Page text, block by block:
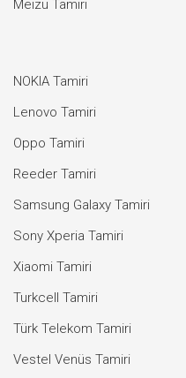
Meizu Tamiri
NOKIA Tamiri
Lenovo Tamiri
Oppo Tamiri
Reeder Tamiri
Samsung Galaxy Tamiri
Sony Xperia Tamiri
Xiaomi Tamiri
Turkcell Tamiri
Türk Telekom Tamiri
Vestel Venüs Tamiri